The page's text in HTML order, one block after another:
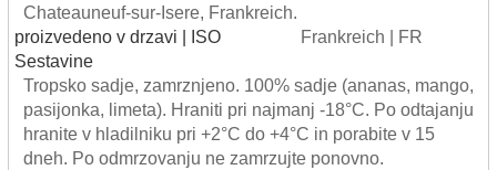
Chateauneuf-sur-Isere, Frankreich.
proizvedeno v drzavi | ISO
Frankreich | FR
Sestavine
Tropsko sadje, zamrznjeno. 100% sadje (ananas, mango,
pasijonka, limeta). Hraniti pri najmanj -18°C. Po odtajanju
hranite v hladilniku pri +2°C do +4°C in porabite v 15
dneh. Po odmrzovanju ne zamrzujte ponovno.